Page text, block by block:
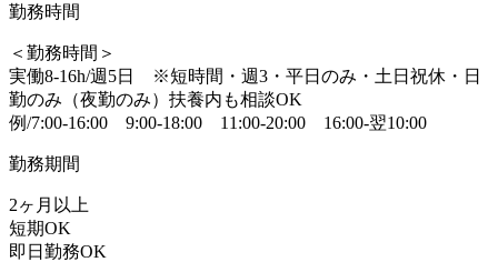
勤務時間
＜勤務時間＞
実働8-16h/週5日 ※短時間・週3・平日のみ・土日祝休・日
勤のみ（夜勤のみ）扶養内も相談OK
例/7:00-16:00 9:00-18:00 11:00-20:00 16:00-翌10:00
勤務期間
2ヶ月以上
短期OK
即日勤務OK